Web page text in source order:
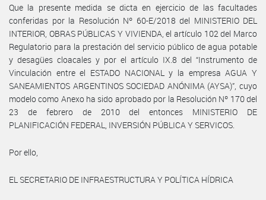
Que la presente medida se dicta en ejercicio de las facultades
conferidas por la Resolución Nº 60-E/2018 del MINISTERIO DEL
INTERIOR, OBRAS PÚBLICAS Y VIVIENDA, el artículo 102 del Marco
Regulatorio para la prestación del servicio público de agua potable
y desagües cloacales y por el artículo IX.8 del “Instrumento de
Vinculación entre el ESTADO NACIONAL y la empresa AGUA Y
SANEAMIENTOS ARGENTINOS SOCIEDAD ANÓNIMA (AYSA)”, cuyo
modelo como Anexo ha sido aprobado por la Resolución Nº 170 del
23 de febrero de 2010 del entonces MINISTERIO DE
PLANIFICACIÓN FEDERAL, INVERSIÓN PÚBLICA Y SERVICOS.
Por ello,
EL SECRETARIO DE INFRAESTRUCTURA Y POLÍTICA HÍDRICA